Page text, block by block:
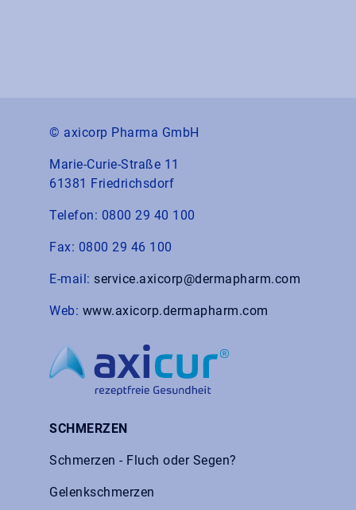
© axicorp Pharma GmbH
Marie-Curie-Straße 11
61381 Friedrichsdorf
Telefon: 0800 29 40 100
Fax: 0800 29 46 100
E-mail: service.axicorp@dermapharm.com
Web: www.axicorp.dermapharm.com
SCHMERZEN
Schmerzen - Fluch oder Segen?
Gelenkschmerzen